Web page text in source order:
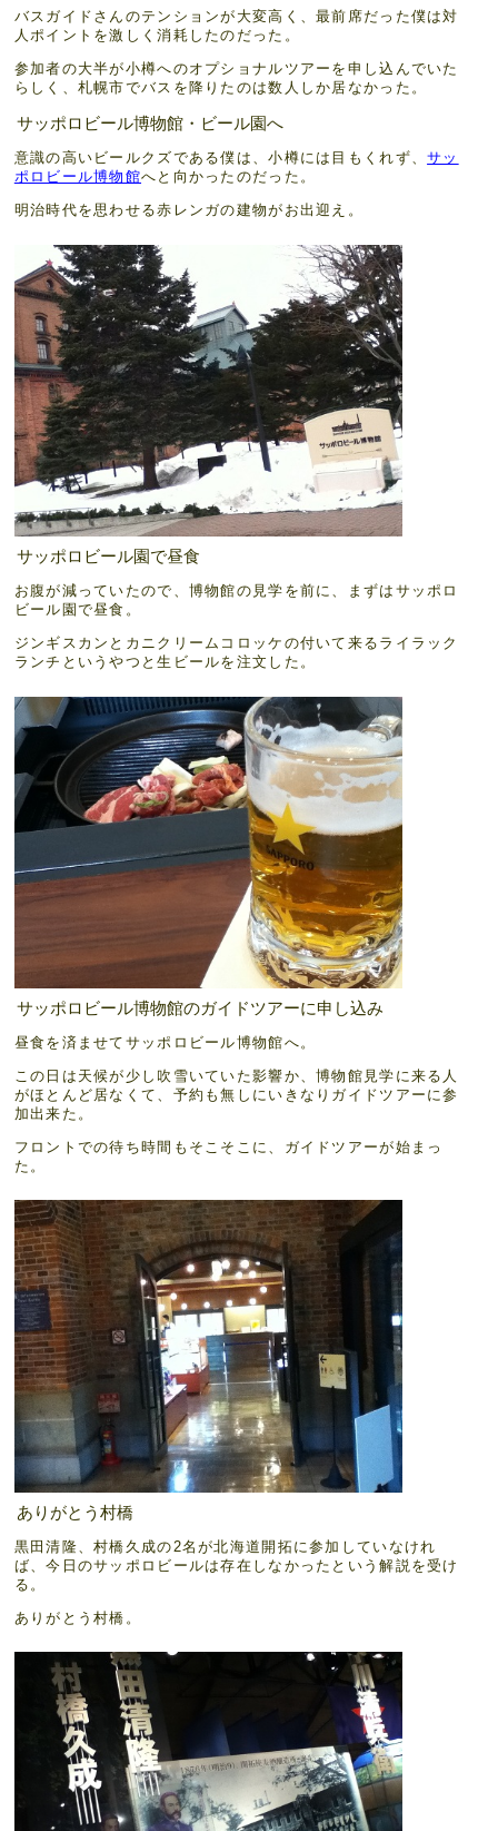
バスガイドさんのテンションが大変高く、最前席だった僕は対
人ポイントを激しく消耗したのだった。
参加者の大半が小樽へのオプショナルツアーを申し込んでいた
らしく、札幌市でバスを降りたのは数人しか居なかった。
サッポロビール博物館・ビール園へ
意識の高いビールクズである僕は、小樽には目もくれず、サッ
ポロビール博物館へと向かったのだった。
明治時代を思わせる赤レンガの建物がお出迎え。
サッポロビール園で昼食
お腹が減っていたので、博物館の見学を前に、まずはサッポロ
ビール園で昼食。
ジンギスカンとカニクリームコロッケの付いて来るライラック
ランチというやつと生ビールを注文した。
サッポロビール博物館のガイドツアーに申し込み
昼食を済ませてサッポロビール博物館へ。
この日は天候が少し吹雪いていた影響か、博物館見学に来る人
がほとんど居なくて、予約も無しにいきなりガイドツアーに参
加出来た。
フロントでの待ち時間もそこそこに、ガイドツアーが始まっ
た。
ありがとう村橋
黒田清隆、村橋久成の2名が北海道開拓に参加していなけれ
ば、今日のサッポロビールは存在しなかったという解説を受け
る。
ありがとう村橋。